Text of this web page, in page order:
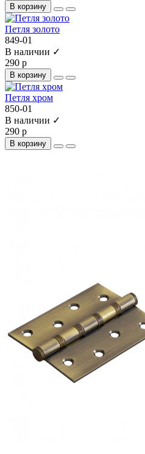
В корзину
Петля золото
849-01
В наличии ✓
290 р
В корзину
Петля хром
850-01
В наличии ✓
290 р
В корзину